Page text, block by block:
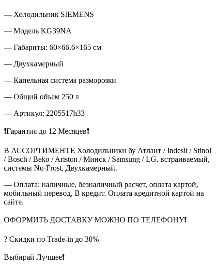
— Холодильник SIEMENS
— Модель KG39NA
— Габариты: 60×66.6×165 см
— Двухкамерный
— Капельная система разморозки
— Общий объем 250 л
— Артикул: 2205517h33
❗Гарантия до 12 Месяцев❗
В АССОРТИМЕНТЕ Холодильники бу Атлант / Indesit / Stinol
/ Bosch / Beko / Ariston / Минск / Samsung / LG. встраиваемый,
системы No-Frost, Двухкамерный.
— Оплата: наличные, безналичный расчет, оплата картой,
мобильный перевод, В кредит. Оплата кредитной картой на
сайте.
ОФОРМИТЬ ДОСТАВКУ МОЖНО ПО ТЕЛЕФОНУ❗
? Скидки по Тrade-in до 30%
Выбирай Лучшее❗